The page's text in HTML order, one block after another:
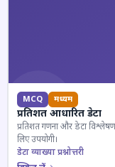
MCQ मध्यम
प्रतिशत आधारित डेटा
प्रतिशत गणना और डेटा विश्लेषण
लिए उपयोगी।
डेटा व्याख्या प्रश्नोत्तरी